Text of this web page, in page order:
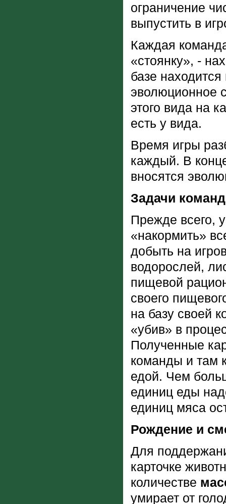
ограничение
выпустить в
Каждая
«стоянку», -
базе
эволюционное
этого вида на
есть у вида.
Время игры
каждый. В
вносятся
Задачи
Прежде всего,
«накормить»
добыть на
водорослей,
пищевой
своего
на базу своей
«убив» в
Полученные
команды и там
едой. Чем
единиц еды
единиц мяса
Рождение и
Для
карточке
количестве
умирает от